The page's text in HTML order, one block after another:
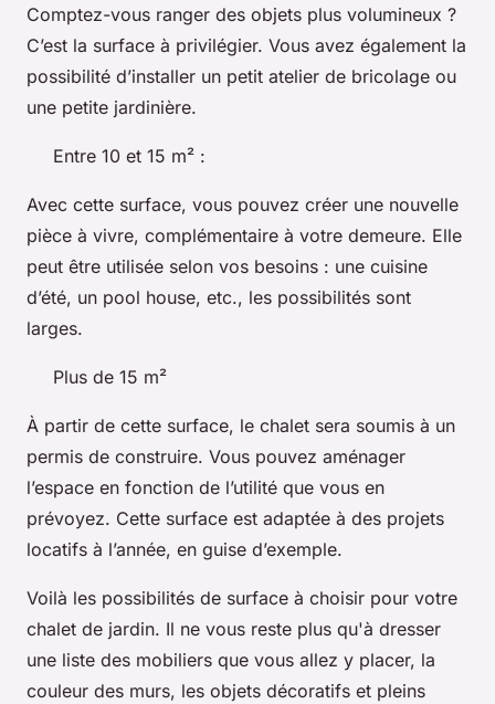
Comptez-vous ranger des objets plus volumineux ?
C’est la surface à privilégier. Vous avez également la
possibilité d’installer un petit atelier de bricolage ou
une petite jardinière.
Entre 10 et 15 m² :
Avec cette surface, vous pouvez créer une nouvelle
pièce à vivre, complémentaire à votre demeure. Elle
peut être utilisée selon vos besoins : une cuisine
d’été, un pool house, etc., les possibilités sont
larges.
Plus de 15 m²
À partir de cette surface, le chalet sera soumis à un
permis de construire. Vous pouvez aménager
l’espace en fonction de l’utilité que vous en
prévoyez. Cette surface est adaptée à des projets
locatifs à l’année, en guise d’exemple.
Voilà les possibilités de surface à choisir pour votre
chalet de jardin. Il ne vous reste plus qu'à dresser
une liste des mobiliers que vous allez y placer, la
couleur des murs, les objets décoratifs et pleins